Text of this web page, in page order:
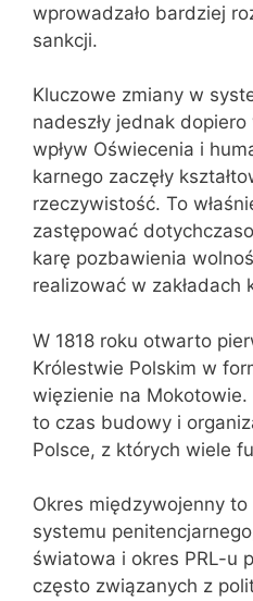
wprowadzało bardziej
sankcji.
Kluczowe zmiany w
nadeszły jednak
wpływ Oświecenia i
karnego zaczęły
rzeczywistość. To
zastępować
karę pozbawienia
realizować w zakładach
W 1818 roku otwarto
Królestwie Polskim w
więzienie na Mokotowie.
to czas budowy i
Polsce, z których wiele
Okres międzywojenny
systemu
światowa i okres PRL-u
często związanych z